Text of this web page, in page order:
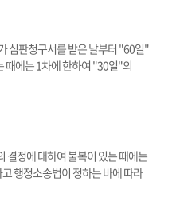
심판청구서를 받은 날부터 "60일"
때에는 1차에 한하여 "30일"의
결정에 대하여 불복이 있는 때에는
행정소송법이 정하는 바에 따라